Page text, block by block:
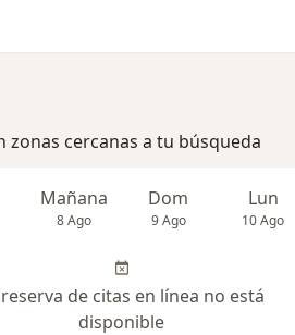
zonas cercanas a tu búsqueda
Mañana
8 Ago
Dom
9 Ago
Lun
10 Ago
reserva de citas en línea no está
disponible